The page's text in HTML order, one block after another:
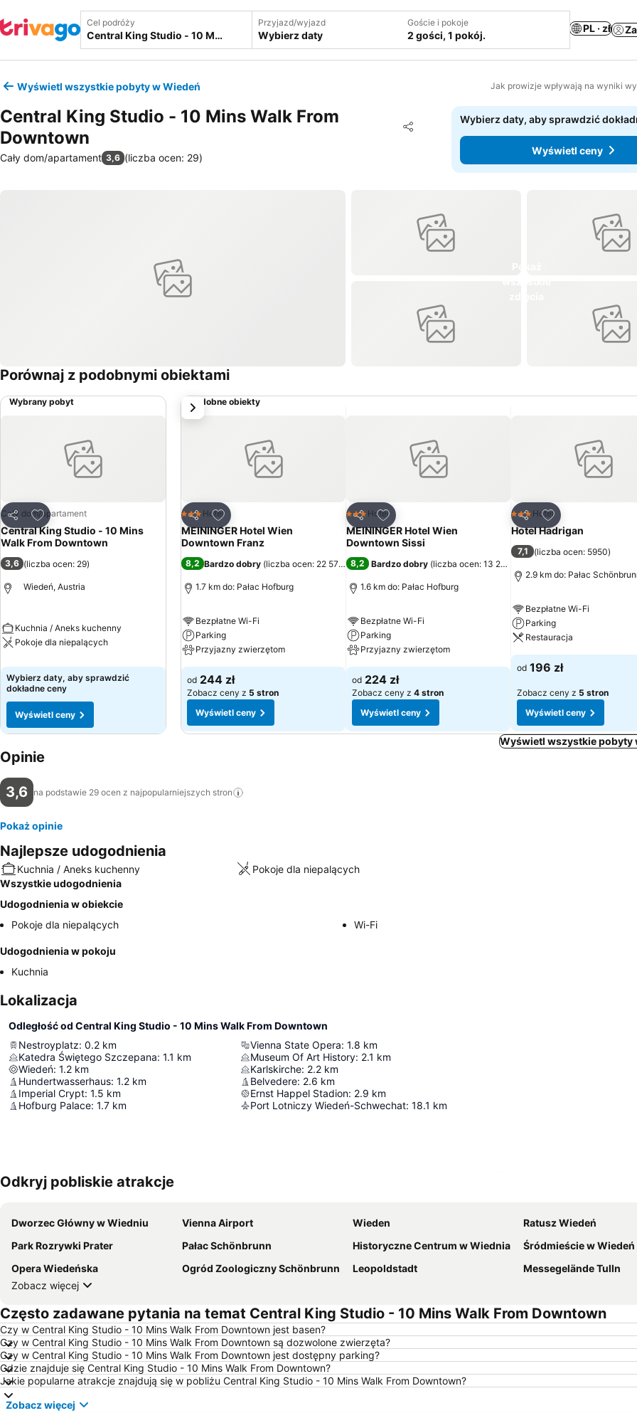
Cel podróży Przyjazd/wyjazd
Wybierz daty
Goście i pokoje
2 gości, 1 pokój.
PL · zł
Wyświetl wszystkie pobyty w Wiedeń Jak prowizje wpływają na wyniki
Central King Studio - 10 Mins Walk From
Downtown
Udostępnij
Dodaj do ulubionych
Cały dom/apartament 3,6 (liczba ocen: 29)
Wybierz daty, aby sprawdzić
Wyświetl ceny
Porównaj z podobnymi obiektami
Wybrany pobyt
Udostępnij
Dodaj do ulubionych
Cały dom/apartament
Central King Studio - 10 Mins
Walk From Downtown
3,6 (liczba ocen: 29)
Wiedeń, Austria
Kuchnia / Aneks kuchenny
Pokoje dla niepalących
Wybierz daty, aby sprawdzić
dokładne ceny
Wyświetl ceny
Podobne obiekty
Udostępnij
Dodaj do ulubionych
3 Kategoria
Hotel
MEININGER Hotel Wien
Downtown Franz
8,2 Bardzo dobry (liczba ocen: 22 573)
1.7 km do: Pałac Hofburg
Bezpłatne Wi-Fi
Parking
Przyjazny zwierzętom
od 244 zł
Zobacz ceny z 5 stron
Wyświetl ceny
Udostępnij
Dodaj do ulubionych
3 Kategoria
Hotel
MEININGER Hotel Wien
Downtown Sissi
8,2 Bardzo dobry (liczba ocen: 13 203
1.6 km do: Pałac Hofburg
Bezpłatne Wi-Fi
Parking
Przyjazny zwierzętom
od 224 zł
Zobacz ceny z 4 stron
Wyświetl ceny
Udostępnij
Dodaj do
3 Kategoria
Hotel
Hotel Hadrigan
7,1 (liczba ocen: 5950)
2.9 km do: Pałac
Bezpłatne Wi-Fi
Parking
Restauracja
od 196 zł
Zobacz ceny z 5 stron
Wyświetl ceny
Następny
Wyświetl wszystkie pobyty
Opinie
3,6 na podstawie 29 ocen z najpopularniejszych stron
Pokaż opinie
Najlepsze udogodnienia
Kuchnia / Aneks kuchenny
Pokoje dla niepalących
Wszystkie udogodnienia
Udogodnienia w obiekcie
Pokoje dla niepalących
Wi-Fi
Udogodnienia w pokoju
Kuchnia
Lokalizacja
Odległość od Central King Studio - 10 Mins Walk From Downtown
Nestroyplatz: 0.2 km
Katedra Świętego Szczepana: 1.1 km
Wiedeń: 1.2 km
Hundertwasserhaus: 1.2 km
Imperial Crypt: 1.5 km
Hofburg Palace: 1.7 km
Vienna State Opera: 1.8 km
Museum Of Art History: 2.1 km
Karlskirche: 2.2 km
Belvedere: 2.6 km
Ernst Happel Stadion: 2.9 km
Port Lotniczy Wiedeń-Schwechat: 18.1 km
Odkryj pobliskie atrakcje
Dworzec Główny w Wiedniu Vienna Airport Wieden
Ratusz Wiedeń
Park Rozrywki Prater
Pałac Schönbrunn Historyczne Centrum w Wiednia
Śródmieście w Wiedeń
Opera Wiedeńska
Ogród Zoologiczny Schönbrunn Leopoldstadt
Messegelände Tulln
Zobacz więcej
Często zadawane pytania na temat Central King Studio - 10 Mins Walk From Downtown
Czy w Central King Studio - 10 Mins Walk From Downtown jest basen?
Czy w Central King Studio - 10 Mins Walk From Downtown są dozwolone zwierzęta?
Czy w Central King Studio - 10 Mins Walk From Downtown jest dostępny parking?
Gdzie znajduje się Central King Studio - 10 Mins Walk From Downtown?
Jakie popularne atrakcje znajdują się w pobliżu Central King Studio - 10 Mins Walk From Downtown?
Zobacz więcej